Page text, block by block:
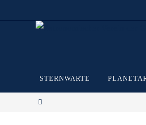
STERNWARTE